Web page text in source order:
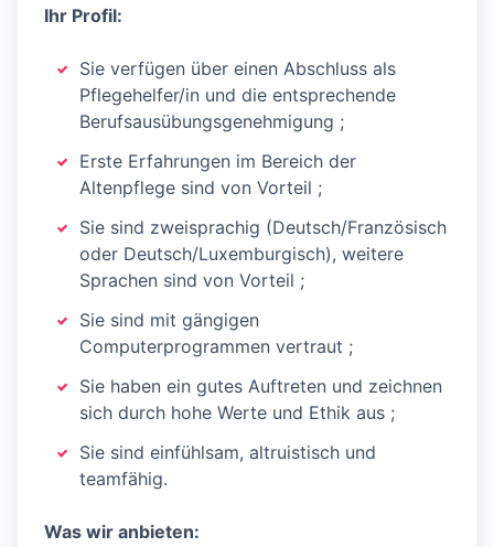
Ihr Profil:
Sie verfügen über einen Abschluss als
Pflegehelfer/in und die entsprechende
Berufsausübungsgenehmigung ;
Erste Erfahrungen im Bereich der
Altenpflege sind von Vorteil ;
Sie sind zweisprachig (Deutsch/Französisch
oder Deutsch/Luxemburgisch), weitere
Sprachen sind von Vorteil ;
Sie sind mit gängigen
Computerprogrammen vertraut ;
Sie haben ein gutes Auftreten und zeichnen
sich durch hohe Werte und Ethik aus ;
Sie sind einfühlsam, altruistisch und
teamfähig.
Was wir anbieten: